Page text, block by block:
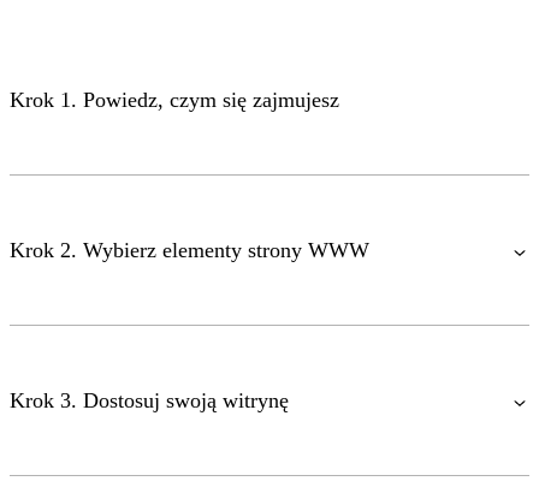
Krok 1. Powiedz, czym się zajmujesz
Krok 2. Wybierz elementy strony WWW
Krok 3. Dostosuj swoją witrynę